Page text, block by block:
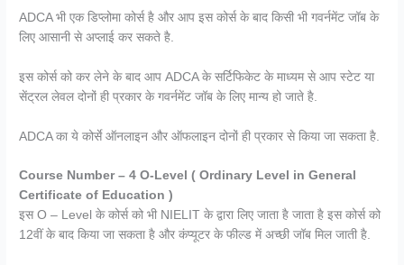
ADCA भी एक डिप्लोमा कोर्स है और आप इस कोर्स के बाद किसी भी गवर्नमेंट जॉब के
लिए आसानी से अप्लाई कर सकते है.
इस कोर्स को कर लेने के बाद आप ADCA के सर्टिफिकेट के माध्यम से आप स्टेट या
सेंट्रल लेवल दोनों ही प्रकार के गवर्नमेंट जॉब के लिए मान्य हो जाते है.
ADCA का ये कोर्से ऑनलाइन और ऑफलाइन दोनों ही प्रकार से किया जा सकता है.
Course Number – 4 O-Level ( Ordinary Level in General
Certificate of Education )
इस O – Level के कोर्स को भी NIELIT के द्वारा लिए जाता है जाता है इस कोर्स को
12वीं के बाद किया जा सकता है और कंप्यूटर के फील्ड में अच्छी जॉब मिल जाती है.